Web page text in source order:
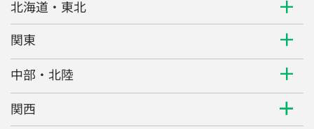
北海道・東北
関東
中部・北陸
関西